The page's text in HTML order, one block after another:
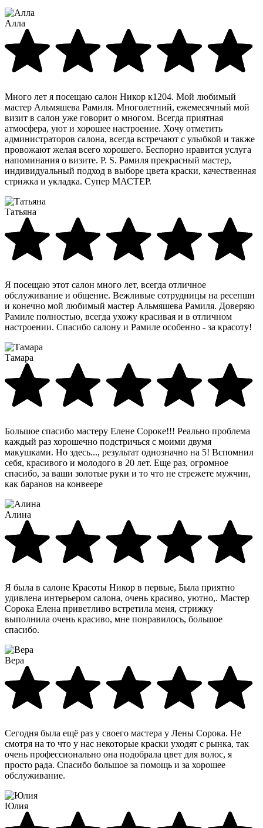
Алла
Много лет я посещаю салон Никор к1204. Мой любимый
мастер Альмяшева Рамиля. Многолетний, ежемесячный мой
визит в салон уже говорит о многом. Всегда приятная
атмосфера, уют и хорошее настроение. Хочу отметить
администраторов салона, всегда встречают с улыбкой и также
провожают желая всего хорошего. Беспорно нравится услуга
напоминания о визите. P. S. Рамиля прекрасный мастер,
индивидуальный подход в выборе цвета краски, качественная
стрижка и укладка. Супер МАСТЕР.
Татьяна
Я посещаю этот салон много лет, всегда отличное
обслуживание и общение. Вежливые сотрудницы на ресепшн
и конечно мой любимый мастер Альмяшева Рамиля. Доверяю
Рамиле полностью, всегда ухожу красивая и в отличном
настроении. Спасибо салону и Рамиле особенно - за красоту!
Тамара
Большое спасибо мастеру Елене Сороке!!! Реально проблема
каждый раз хорошечно подстричься с моими двумя
макушками. Но здесь..., результат однозначно на 5! Вспомнил
себя, красивого и молодого в 20 лет. Еще раз, огромное
спасибо, за ваши золотые руки и то что не стрежете мужчин,
как баранов на конвеере
Алина
Я была в салоне Красоты Никор в первые, Была приятно
удивлена интерьером салона, очень красиво, уютно,. Мастер
Сорока Елена приветливо встретила меня, стрижку
выполнила очень красиво, мне понравилось, большое
спасибо.
Вера
Сегодня была ещё раз у своего мастера у Лены Сорока. Не
смотря на то что у нас некоторые краски уходят с рынка, так
очень профессионально она подобрала цвет для волос, я
просто рада. Спасибо большое за помощь и за хорошее
обслуживание.
Юлия